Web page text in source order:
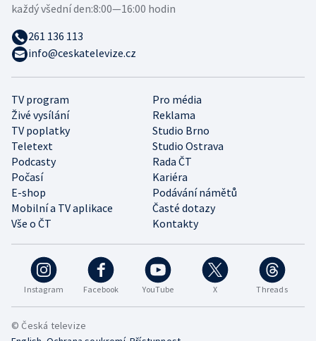
Instagram Facebook YouTube X Threads
TV program
Pro média
Živé vysílání
Reklama
TV poplatky
Studio Brno
Teletext
Studio Ostrava
Podcasty
Rada ČT
Počasí
Kariéra
E-shop
Podávání námětů
Mobilní a TV aplikace
Časté dotazy
Vše o ČT
Kontakty
každý všední den:8:00—16:00 hodin
261 136 113
info@ceskatelevize.cz
© Česká televize